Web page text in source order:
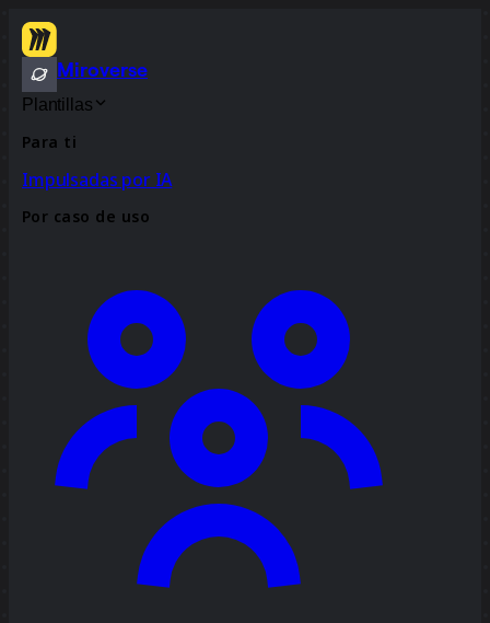
Miroverse
Plantillas
Para ti
Impulsadas por IA
Por caso de uso